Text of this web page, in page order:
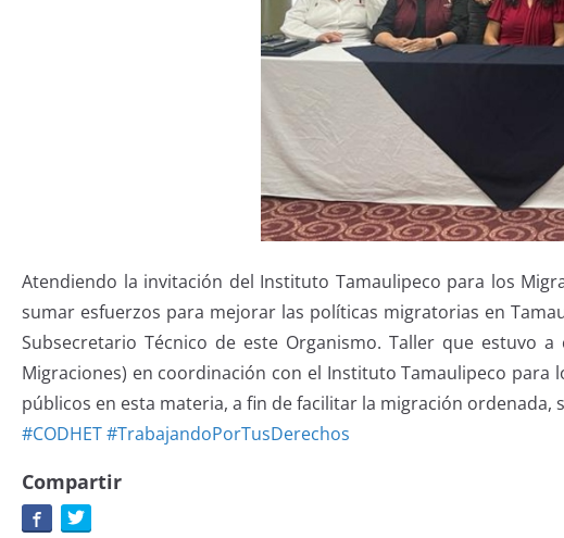
Atendiendo la invitación del Instituto Tamaulipeco para los
sumar esfuerzos para mejorar las políticas migratorias en
Subsecretario Técnico de este Organismo. Taller que estuvo
Migraciones) en coordinación con el Instituto Tamaulipeco
públicos en esta materia, a fin de facilitar la migración ordenada,
#CODHET#TrabajandoPorTusDerechos
Compartir